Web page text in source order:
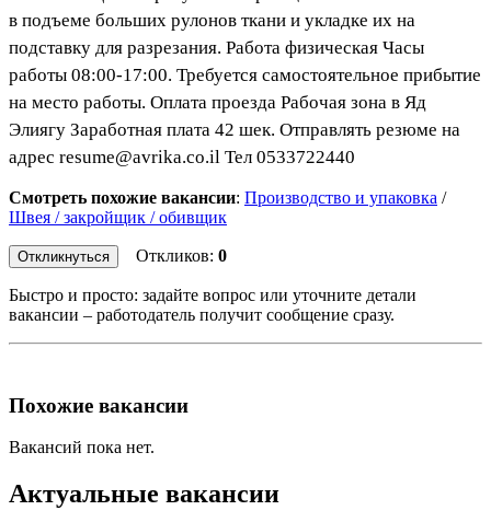
в подъеме больших рулонов ткани и укладке их на
подставку для разрезания. Работа физическая Часы
работы 08:00-17:00. Требуется самостоятельное прибытие
на место работы. Оплата проезда Рабочая зона в Яд
Элиягу Заработная плата 42 шек. Отправлять резюме на
адрес resume@avrika.co.il Тел 0533722440
Смотреть похожие вакансии: Производство и упаковка /
Швея / закройщик / обивщик
Откликнуться Откликов: 0
Быстро и просто: задайте вопрос или уточните детали
вакансии – работодатель получит сообщение сразу.
Похожие вакансии
Вакансий пока нет.
Актуальные вакансии